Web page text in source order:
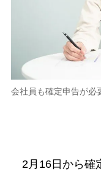
会社員も確定申告が必
2月16日から確